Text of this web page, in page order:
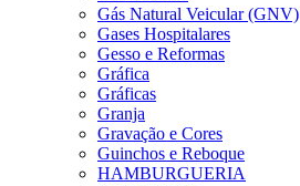
Gás Natural Veicular (GNV)
Gases Hospitalares
Gesso e Reformas
Gráfica
Gráficas
Granja
Gravação e Cores
Guinchos e Reboque
HAMBURGUERIA